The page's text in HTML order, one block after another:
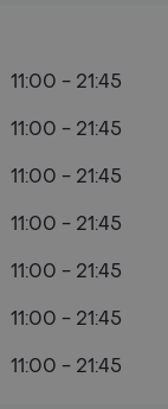
11:00 - 21:45
11:00 - 21:45
11:00 - 21:45
11:00 - 21:45
11:00 - 21:45
11:00 - 21:45
11:00 - 21:45